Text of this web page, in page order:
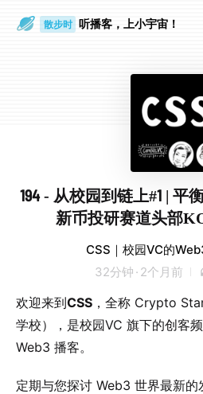
散步时 听播客，上小宇宙！
194 - 从校园到链上#1 | 平
新币投研赛道头部
CSS｜校园VC的
32分钟 · 2个月前
欢迎来到CSS ，全称 Crypto
学校），是校园VC 旗下的创客
Web3 播客。
定期与您探讨 Web3 世界最新的